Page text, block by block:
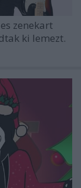
zenekart
ki lemezt.